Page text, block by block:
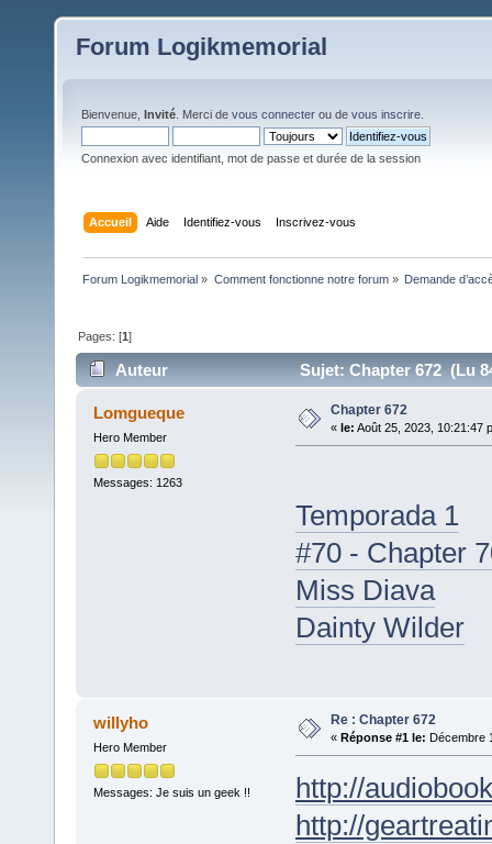
Forum Logikmemorial
Bienvenue, Invité . Merci de vous connecter ou de vous inscrire
Connexion avec identifiant, mot de passe et durée de la session
Accueil Aide Identifiez-vous Inscrivez-vous
Forum Logikmemorial » Comment fonctionne notre forum» Demande
Pages: [1]
Auteur Sujet: Chapter 672 (Lu
Lomgueque
Hero Member
Messages: 1263
Chapter 672
« le: Août 25, 2023, 10:21:47
Temporada 1
#70 - Chapter
Miss Diava
Dainty Wilder
willyho
Hero Member
Messages: Je suis un geek !!
Re : Chapter 672
« Réponse #1 le: Décembre
http://
http://